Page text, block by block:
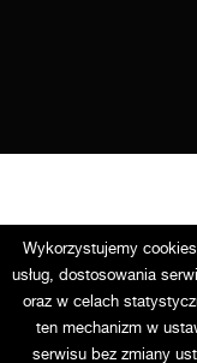
Copyright © 2025
Wykorzystujemy
usług, dostosowania
oraz w celach
ten mechanizm w
serwisu bez zmiany